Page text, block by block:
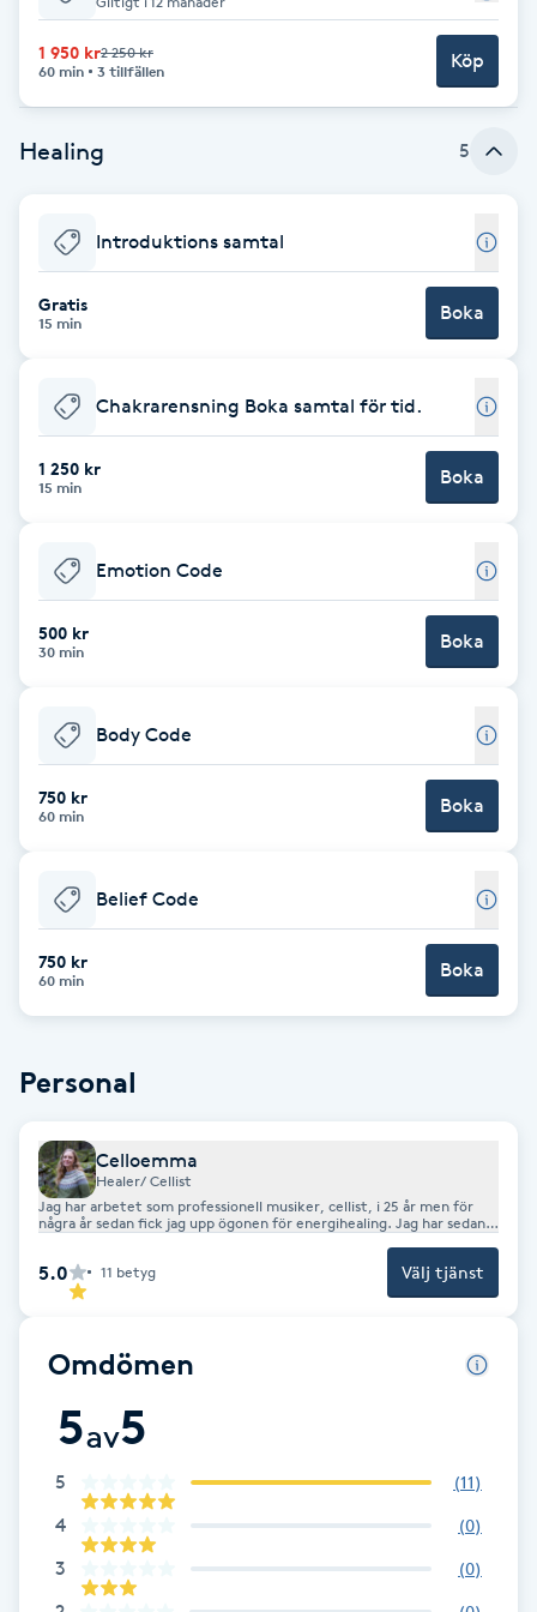
Babylights
Balayage
Barber
Barnklippning
Bottenfärg
Brynformning
Brynfärgning
Color correction
Cryoterapi
Damklippning
Diamantslipning
Enzympeeling
Extensions
Extensions borttagning
Eyeliner-tatuering
1 950 kr2 250 kr
60 min
3 tillfällen Köp
Healing 5
Introduktions samtal
Gratis
15 min Boka
Chakrarensning Boka samtal för tid.
1 250 kr
15 min Boka
Emotion Code
500 kr
30 min Boka
Body Code
750 kr
60 min Boka
Belief Code
750 kr
60 min Boka
Personal
Celloemma
Healer/ Cellist
Jag har arbetet som professionell musiker, cellist, i 25 år men för
några år sedan fick jag upp ögonen för energihealing. Jag har sedan
gått kurser i andra healingtekniker och i regressionsterapi. Jag
jobbar både med människor och djur.
5.0 11 betyg Välj tjänst
Omdömen
5av5
5 (11)
4 (0)
3 (0)